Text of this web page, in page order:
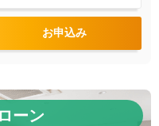
お申込み
ーン